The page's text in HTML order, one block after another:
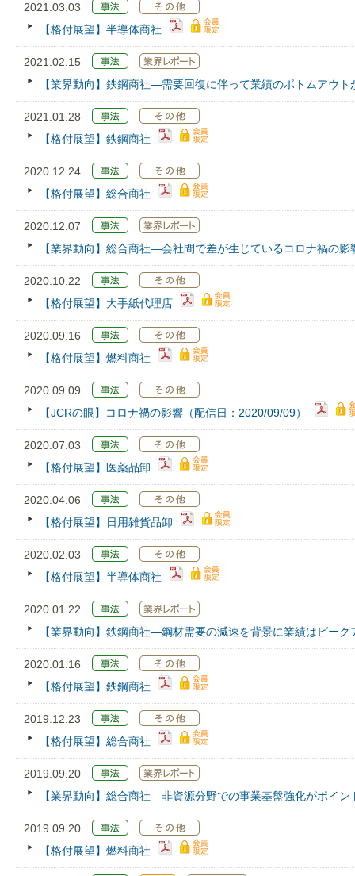
2021.03.03
【格付展望】半導体商社
2021.02.15
【業界動向】鉄鋼商社―需要回復に伴って業績のボトムアウ
2021.01.28
【格付展望】鉄鋼商社
2020.12.24
【格付展望】総合商社
2020.12.07
【業界動向】総合商社―会社間で差が生じているコロナ禍の
2020.10.22
【格付展望】大手紙代理店
2020.09.16
【格付展望】燃料商社
2020.09.09
【JCRの眼】コロナ禍の影響（配信日：2020/09/09）
2020.07.03
【格付展望】医薬品卸
2020.04.06
【格付展望】日用雑貨品卸
2020.02.03
【格付展望】半導体商社
2020.01.22
【業界動向】鉄鋼商社―鋼材需要の減速を背景に業績はピー
2020.01.16
【格付展望】鉄鋼商社
2019.12.23
【格付展望】総合商社
2019.09.20
【業界動向】総合商社―非資源分野での事業基盤強化がポイ
2019.09.20
【格付展望】燃料商社